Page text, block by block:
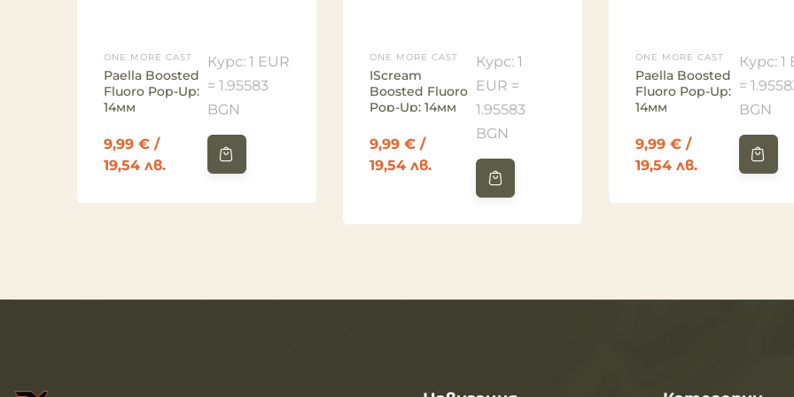
ONE MORE CAST
Paella Boosted
Fluoro Pop-Up:
14мм
9,99 € /
19,54 лв.
Курс: 1 EUR
= 1.95583
BGN
ONE MORE CAST
IScream
Boosted Fluoro
Pop-Up: 14мм
9,99 € /
19,54 лв.
Курс: 1
EUR =
1.95583
BGN
ONE MORE CAST
Paella Boosted
Fluoro Pop-Up:
14мм
9,99 € /
19,54 лв.
Курс: 1
=
BGN